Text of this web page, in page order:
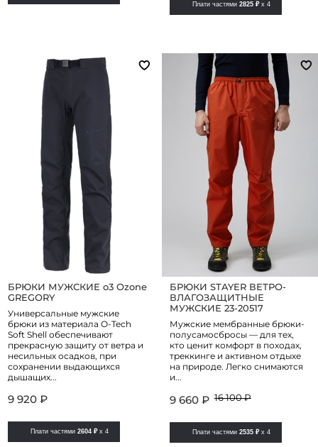
Плати частями 2825 ₽ x 4
БРЮКИ МУЖСКИЕ o3 Ozone
GREGORY
Универсальные мужские
брюки из материала O-Tech
Soft Shell обеспечивают
прекрасную защиту от ветра и
несильных осадков, при
сохранении выдающихся
дышащих...
9 920 ₽
Плати частями2604 ₽ x 4
БРЮКИ STAYER ВЕТРО-
ВЛАГОЗАЩИТНЫЕ
МУЖСКИЕ 23-20517
Мужские мембранные брюки-
полусамосбросы — для тех,
кто ценит комфорт в походах,
треккинге и активном отдыхе
на природе. Легко снимаются
и...
9 660 ₽ 16 100 ₽
Плати частями 2535 ₽ x 4